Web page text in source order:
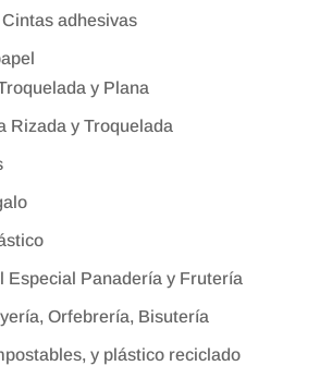
adhesivas
y Plana
Rizada y Troquelada
Especial Panadería y Frutería
Orfebrería, Bisutería
y plástico reciclado